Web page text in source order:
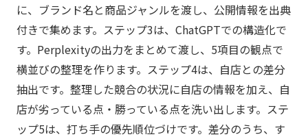
に、ブランド名と商品ジャンルを渡し、公開情報を出典
付きで集めます。ステップ3は、ChatGPTでの構造化で
す。Perplexityの出力をまとめて渡し、5項目の観点で
横並びの整理を作ります。ステップ4は、自店との差分
抽出です。整理した競合の状況に自店の情報を加え、自
店が劣っている点・勝っている点を洗い出します。ステ
ップ5は、打ち手の優先順位づけです。差分のうち、す